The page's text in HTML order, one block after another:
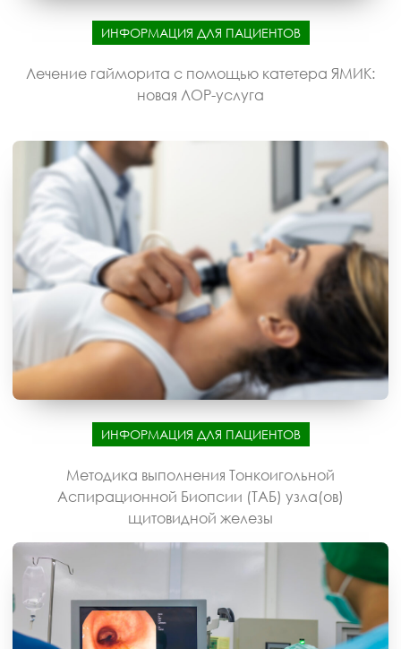
ИНФОРМАЦИЯ ДЛЯ ПАЦИЕНТОВ
Лечение гайморита с помощью катетера ЯМИК:
новая ЛОР-услуга
ИНФОРМАЦИЯ ДЛЯ ПАЦИЕНТОВ
Методика выполнения Тонкоигольной
Аспирационной Биопсии (ТАБ) узла(ов)
щитовидной железы